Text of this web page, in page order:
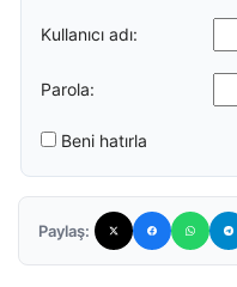
Kullanıcı adı:
Parola:
Beni hatırla
Paylaş: